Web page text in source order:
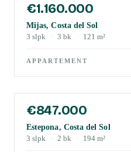
€1.160.000
Mijas, Costa del Sol
3 slpk · 3 bk · 121 m²
APPARTEMENT
€847.000
Estepona, Costa del Sol
3 slpk · 2 bk · 194 m²